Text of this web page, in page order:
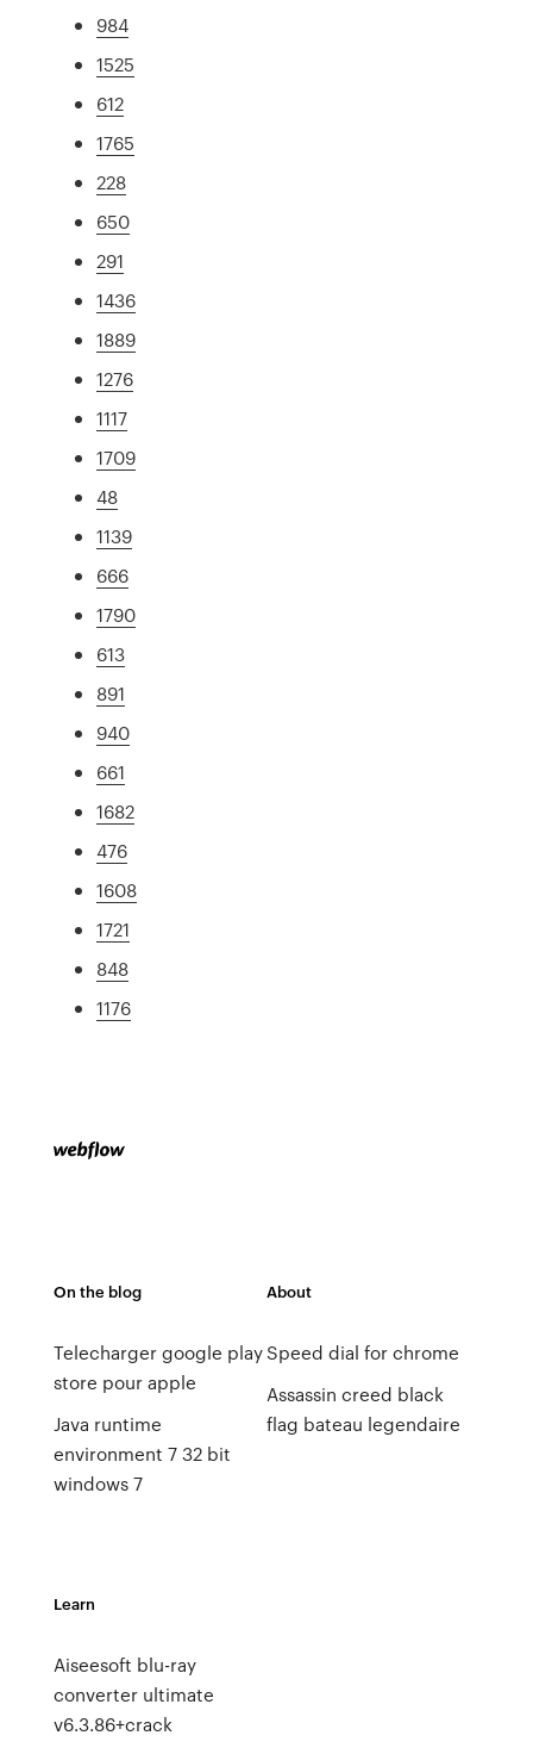
984
1525
612
1765
228
650
291
1436
1889
1276
1117
1709
48
1139
666
1790
613
891
940
661
1682
476
1608
1721
848
1176
On the blog
Telecharger google play
store pour apple
Java runtime
environment 7 32 bit
windows 7
About
Speed dial for chrome
Assassin creed black
flag bateau legendaire
Learn
Aiseesoft blu-ray
converter ultimate
v6.3.86+crack